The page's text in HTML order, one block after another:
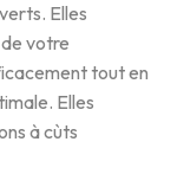
Elles
votre
tout en
Elles
à cùts